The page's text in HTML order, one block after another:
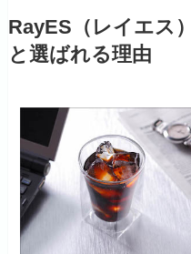
RayES（レイエス
と選ばれる理由